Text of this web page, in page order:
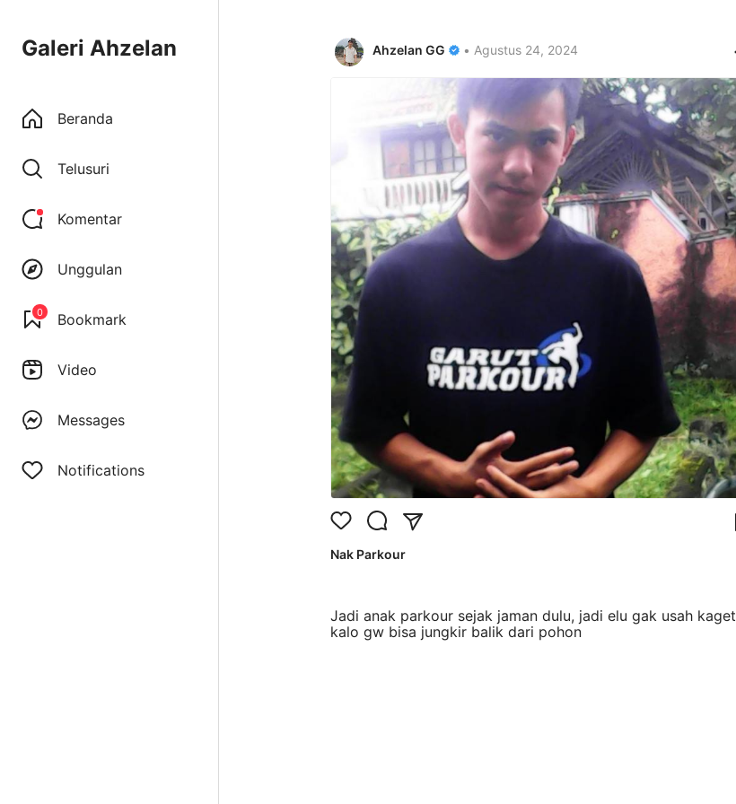
Galeri Ahzelan
Beranda
Telusuri
Komentar
Unggulan
0 Bookmark
Video
Messages
Notifications
Ahzelan GG • Agustus 24, 2024
Nak Parkour
Jadi anak parkour sejak jaman dulu, jadi elu gak usah kaget
kalo gw bisa jungkir balik dari pohon